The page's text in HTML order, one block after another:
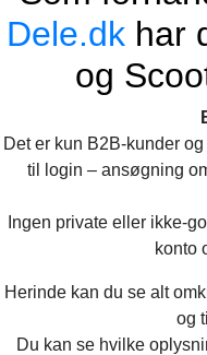
Dele.dk har
og
Det er kun B2B-kunder
til login – ansøgning
Ingen private eller ikke-
konto
Herinde kan du se alt
og
Du kan se hvilke